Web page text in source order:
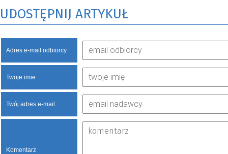
UDOSTĘPNIJ ARTYKUŁ
Adres e-mail odbiorcy
Twoje imie
Twój adres e-mail
Komentarz